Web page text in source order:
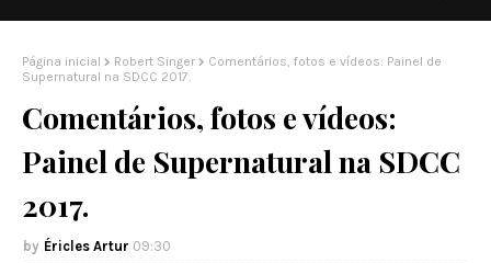
Página inicial Robert Singer
Comentários, fotos e vídeos: Painel de
Supernatural na SDCC 2017.
Comentários, fotos e vídeos:
Painel de Supernatural na SDCC
2017.
Éricles Artur 09:30